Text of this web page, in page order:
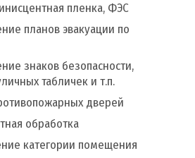
и инвентарь
пленка, ФЭС
планов эвакуации по
знаков безопасности,
табличек и т.п.
дверей
обработка
категории помещения